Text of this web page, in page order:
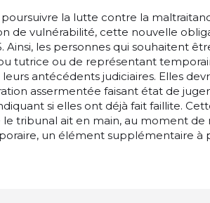
la lutte contre la
de vulnérabilité, cette nouvelle
les personnes qui souhaitent
tutrice ou de représentant
antécédents judiciaires. Elles
assermentée faisant état de
si elles ont déjà fait faillite.
tribunal ait en main, au moment de
un élément supplémentaire à